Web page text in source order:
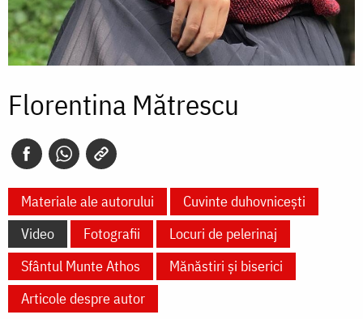
Florentina Mătrescu
Materiale ale autorului
Cuvinte duhovnicești
Video
Fotografii
Locuri de pelerinaj
Sfântul Munte Athos
Mănăstiri și biserici
Articole despre autor